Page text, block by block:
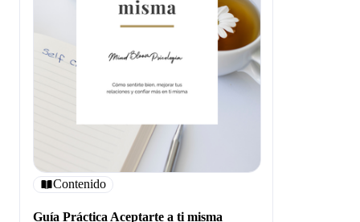
Contenido
Guía Práctica Aceptarte a ti misma